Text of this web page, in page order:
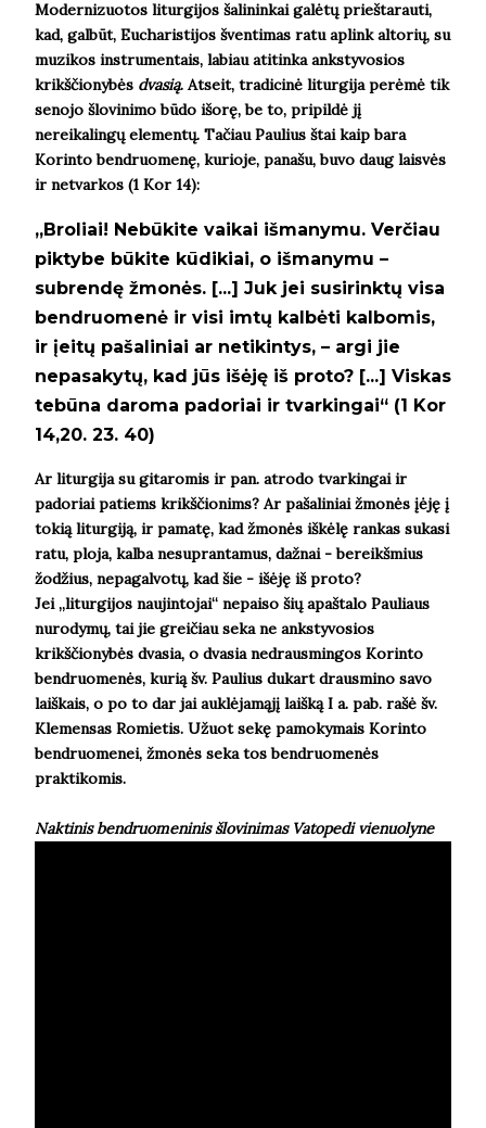
Modernizuotos liturgijos šalininkai galėtų prieštarauti,
kad, galbūt, Eucharistijos šventimas ratu aplink altorių, su
muzikos instrumentais, labiau atitinka ankstyvosios
krikščionybės dvasią. Atseit, tradicinė liturgija perėmė tik
senojo šlovinimo būdo išorę, be to, pripildė jį
nereikalingų elementų. Tačiau Paulius štai kaip bara
Korinto bendruomenę, kurioje, panašu, buvo daug laisvės
ir netvarkos (1 Kor 14):
„Broliai! Nebūkite vaikai išmanymu. Verčiau
piktybe būkite kūdikiai, o išmanymu –
subrendę žmonės. [...] Juk jei susirinktų visa
bendruomenė ir visi imtų kalbėti kalbomis,
ir įeitų pašaliniai ar netikintys, – argi jie
nepasakytų, kad jūs išėję iš proto? [...] Viskas
tebūna daroma padoriai ir tvarkingai“ (1 Kor
14,20. 23. 40)
Ar liturgija su gitaromis ir pan. atrodo tvarkingai ir
padoriai patiems krikščionims? Ar pašaliniai žmonės įėję į
tokią liturgiją, ir pamatę, kad žmonės iškėlę rankas sukasi
ratu, ploja, kalba nesuprantamus, dažnai - bereikšmius
žodžius, nepagalvotų, kad šie - išėję iš proto?
Jei„liturgijos naujintojai“ nepaiso šių apaštalo Pauliaus
nurodymų, tai jie greičiau seka ne ankstyvosios
krikščionybės dvasia, o dvasia nedrausmingos Korinto
bendruomenės, kurią šv. Paulius dukart drausmino savo
laiškais, o po to dar jai auklėjamąjį laišką I a. pab. rašė šv.
Klemensas Romietis. Užuot sekę pamokymais Korinto
bendruomenei, žmonės seka tos bendruomenės
praktikomis.
Naktinis bendruomeninis šlovinimas Vatopedi vienuolyne